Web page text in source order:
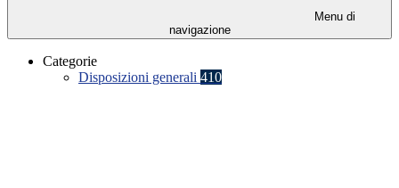
Menu di
navigazione
Categorie
Disposizioni generali 410